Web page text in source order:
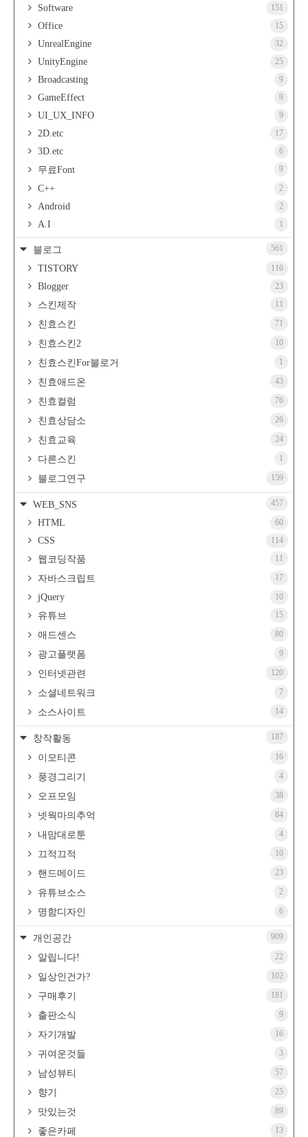
Software 151
Office 15
UnrealEngine 32
UnityEngine 25
Broadcasting 9
GameEffect 9
UI_UX_INFO 9
2D.etc 17
3D.etc 6
무료Font 9
C++ 2
Android 2
A.I 1
블로그 561
TISTORY 116
Blogger 23
스킨제작 11
친효스킨 71
친효스킨2 10
친효스킨For블로거 1
친효애드온 43
친효컬럼 76
친효상담소 26
친효교육 24
다른스킨 1
블로그연구 159
WEB_SNS 457
HTML 60
CSS 114
웹코딩작품 11
자바스크립트 17
jQuery 10
유튜브 15
애드센스 80
광고플랫폼 9
인터넷관련 120
소셜네트워크 7
소스사이트 14
창작활동 187
이모티콘 16
풍경그리기 4
오프모임 38
넷웍마의추억 84
내맘대로툰 4
끄적끄적 10
핸드메이드 23
유튜브소스 2
명함디자인 6
개인공간 909
알립니다! 22
일상인건가? 102
구매후기 181
출판소식 9
자기개발 16
귀여운것들 3
남성뷰티 57
향기 25
맛있는것 89
좋은카페 13